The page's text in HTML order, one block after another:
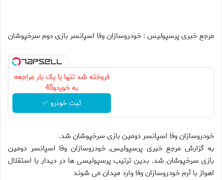
مرجع خبری پرسپولیس : خودروسازان وفا اسپانسر بازی دوم سرخپوشان
فروخته شد تنها با یک بار مراجعه
به خوردو45
ثبت خودرو ✅
خودروسازان وفا اسپانسر دومین بازی سرخپوشان شد.
به گزارش مرجع خبری پرسپولیس, خودروسازان وفا اسپانسر دومین
بازی سرخپوشان شد. بدین ترتیب پرسپولیسی ها در دیدار با استقلال
اهواز با آرم خودروسازان وفا وارد میدان می شوند